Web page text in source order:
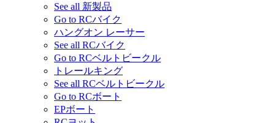
See all 新製品
Go to RCバイク
ハングオン レーサー
See all RCバイク
Go to RCベルトビークル
トレールキング
See all RCベルトビークル
Go to RCボート
EPボート